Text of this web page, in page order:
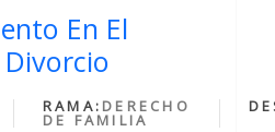
En El
Divorcio
RAMA: DERECHO
DE FAMILIA